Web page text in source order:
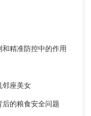
精准防控中的作用
邻座美女
的粮食安全问题